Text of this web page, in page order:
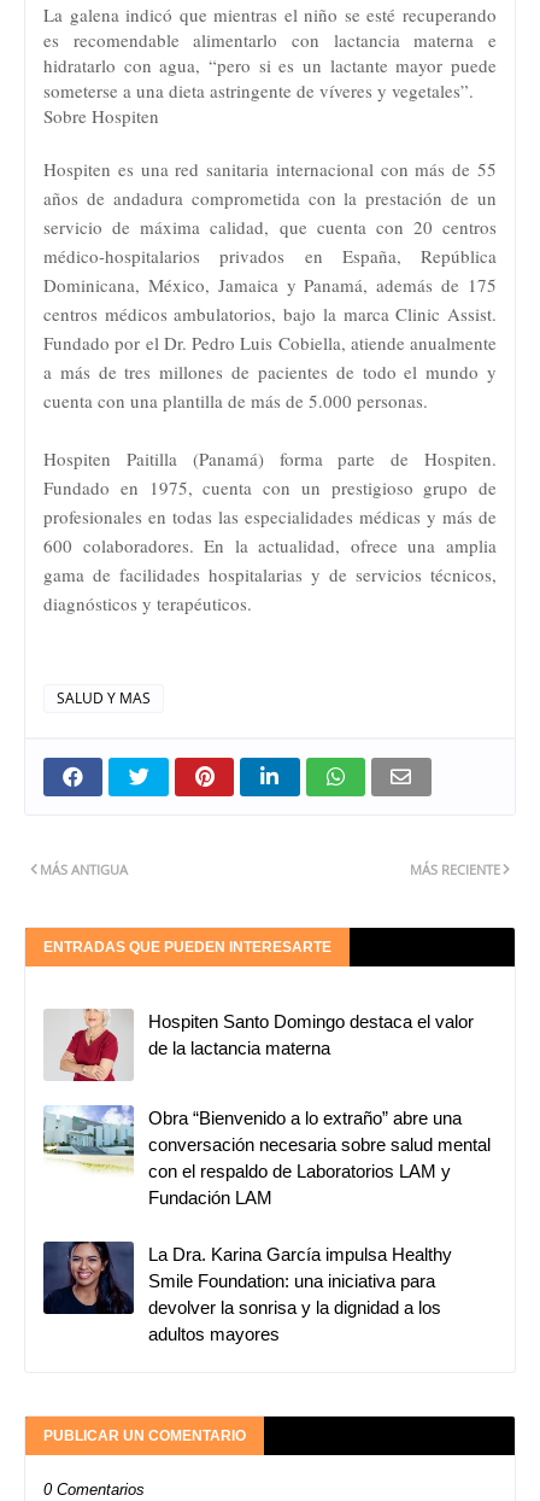
La galena indicó que mientras el niño se esté recuperando
es recomendable alimentarlo con lactancia materna e
hidratarlo con agua, “pero si es un lactante mayor puede
someterse a una dieta astringente de víveres y vegetales”.
Sobre Hospiten
Hospiten es una red sanitaria internacional con más de 55
años de andadura comprometida con la prestación de un
servicio de máxima calidad, que cuenta con 20 centros
médico-hospitalarios privados en España, República
Dominicana, México, Jamaica y Panamá, además de 175
centros médicos ambulatorios, bajo la marca Clinic Assist.
Fundado por el Dr. Pedro Luis Cobiella, atiende anualmente
a más de tres millones de pacientes de todo el mundo y
cuenta con una plantilla de más de 5.000 personas.
Hospiten Paitilla (Panamá) forma parte de Hospiten.
Fundado en 1975, cuenta con un prestigioso grupo de
profesionales en todas las especialidades médicas y más de
600 colaboradores. En la actualidad, ofrece una amplia
gama de facilidades hospitalarias y de servicios técnicos,
diagnósticos y terapéuticos.
SALUD Y MAS
MÁS RECIENTE
MÁS ANTIGUA
ENTRADAS QUE PUEDEN INTERESARTE
Hospiten Santo Domingo destaca el valor
de la lactancia materna
Obra “Bienvenido a lo extraño” abre una
conversación necesaria sobre salud mental
con el respaldo de Laboratorios LAM y
Fundación LAM
La Dra. Karina García impulsa Healthy
Smile Foundation: una iniciativa para
devolver la sonrisa y la dignidad a los
adultos mayores
PUBLICAR UN COMENTARIO
0 Comentarios